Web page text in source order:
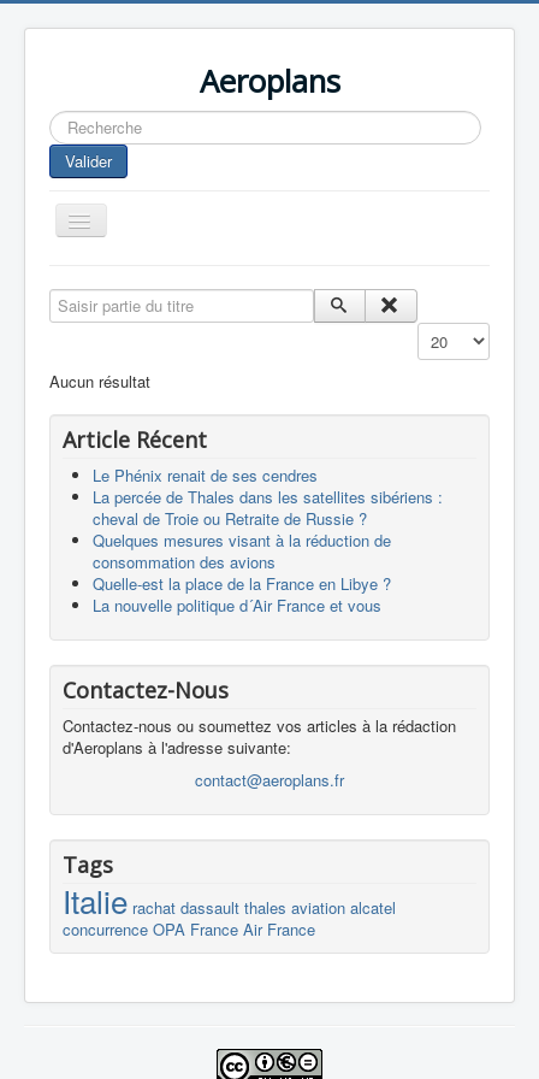
Aeroplans
Rechercher
Valider
Toggle
Navigation
Aviation Commerciale
Europespace
Drones
Saisir partie du titre
Affichage #
Aucun résultat
Article Récent
Le Phénix renait de ses cendres
La percée de Thales dans les satellites sibériens :
cheval de Troie ou Retraite de Russie ?
Quelques mesures visant à la réduction de
consommation des avions
Quelle-est la place de la France en Libye ?
La nouvelle politique d´Air France et vous
Contactez-Nous
Contactez-nous ou soumettez vos articles à la rédaction
d'Aeroplans à l'adresse suivante:
contact@aeroplans.fr
Tags
Italie rachat dassault thales aviation alcatel
concurrence OPA France Air France